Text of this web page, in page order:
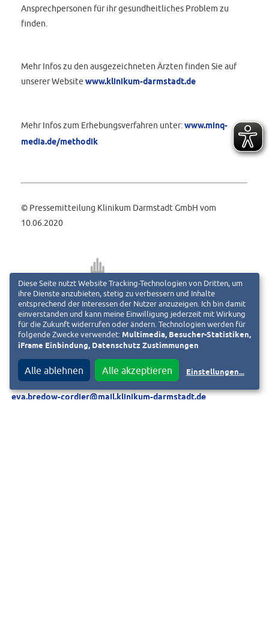
Ansprechpersonen für ihr gesundheitliches Problem zu
finden.
Mehr Infos zu den ausgezeichneten Ärzten finden Sie auf
unserer Websitewww.klinikum-darmstadt.de
Mehr Infos zum Erhebungsverfahren unter:www.minq-
media.de/methodik
© Pressemitteilung Klinikum Darmstadt GmbH vom
10.06.2020
Klinikum Darmstadt GmbH
Eva Bredow-Cordier
Pressesprecherin
Tel.: 06151 – 107 6709
eva.bredow-cordier@mail.klinikum-darmstadt.de
Diese Seite nutzt Website Tracking-Technologien von Dritten, um
ihre Dienste anzubieten, stetig zu verbessern und Inhalte
entsprechend der Interessen der Nutzer anzuzeigen. Ich bin damit
einverstanden und kann meine Einwilligung jederzeit mit Wirkung
für die Zukunft widerrufen oder ändern. Technologien werden für
folgende Zwecke verwendet: Multimedia, Besucher-Statistiken,
iFrame Einbindung, Datenschutz Zustimmungen
Alle ablehnen Alle akzeptieren Einstellungen...